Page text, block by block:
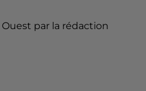
par la rédaction